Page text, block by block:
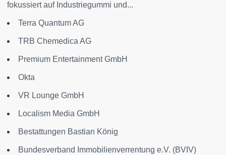
fokussiert auf Industriegummi und...
Terra Quantum AG
TRB Chemedica AG
Premium Entertainment GmbH
Okta
VR Lounge GmbH
Localism Media GmbH
Bestattungen Bastian König
Bundesverband Immobilienverrentung e.V. (BVIV)